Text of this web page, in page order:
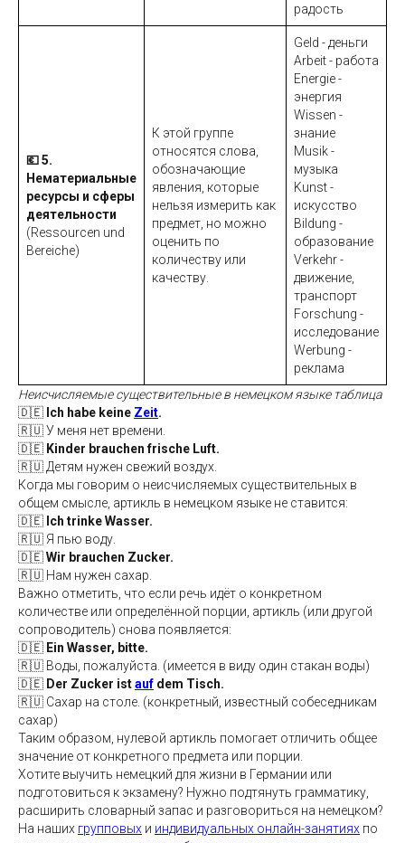
радость
💶 5.
Нематериальные
ресурсы и сферы
деятельности
(Ressourcen und
Bereiche)
К этой группе
относятся слова,
обозначающие
явления, которые
нельзя измерить как
предмет, но можно
оценить по
количеству или
качеству.
Geld - деньги
Arbeit - работа
Energie -
энергия
Wissen -
знание
Musik -
музыка
Kunst -
искусство
Bildung -
образование
Verkehr -
движение,
транспорт
Forschung -
исследование
Werbung -
реклама
Неисчисляемые существительные в немецком языке таблица
🇩🇪 Ich habe keine Zeit.
🇷🇺 У меня нет времени.
🇩🇪 Kinder brauchen frische Luft.
🇷🇺 Детям нужен свежий воздух.
Когда мы говорим о неисчисляемых существительных в
общем смысле, артикль в немецком языке не ставится:
🇩🇪 Ich trinke Wasser.
🇷🇺 Я пью воду.
🇩🇪Wir brauchen Zucker.
🇷🇺 Нам нужен сахар.
Важно отметить, что если речь идёт о конкретном
количестве или определённой порции, артикль (или другой
сопроводитель) снова появляется:
🇩🇪 Ein Wasser, bitte.
🇷🇺 Воды, пожалуйста. (имеется в виду один стакан воды)
🇩🇪 Der Zucker istauf dem Tisch.
🇷🇺 Сахар на столе. (конкретный, известный собеседникам
сахар)
Таким образом, нулевой артикль помогает отличить общее
значение от конкретного предмета или порции.
Хотите выучить немецкий для жизни в Германии или
подготовиться к экзамену? Нужно подтянуть грамматику,
расширить словарный запас и разговориться на немецком?
На наших групповых и индивидуальных онлайн-занятиях по